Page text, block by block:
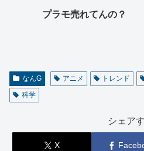
プラモ売れてんの？
なんG アニメ トレンド
科学
シェア
X